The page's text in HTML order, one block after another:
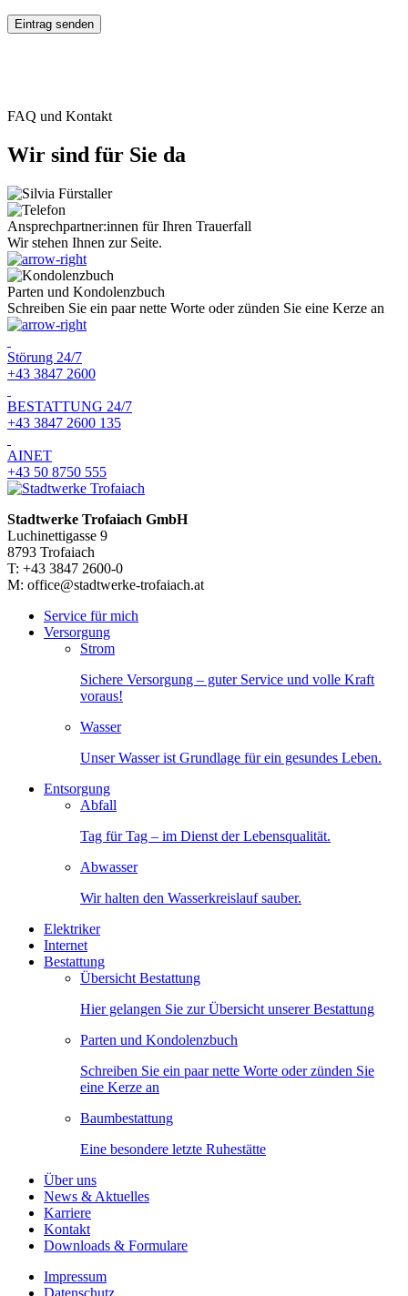
FAQ und Kontakt
Wir sind für Sie da
Ansprechpartner:innen für Ihren Trauerfall
Wir stehen Ihnen zur Seite.
Parten und Kondolenzbuch
Schreiben Sie ein paar nette Worte oder zünden Sie eine Kerze an
Störung 24/7
+43 3847 2600
BESTATTUNG 24/7
+43 3847 2600 135
AINET
+43 50 8750 555
Stadtwerke Trofaiach GmbH
Luchinettigasse 9
8793 Trofaiach
T: +43 3847 2600-0
M: office@stadtwerke-trofaiach.at
Service für mich
Versorgung
Strom
Sichere Versorgung – guter Service und volle Kraft
voraus!
Wasser
Unser Wasser ist Grundlage für ein gesundes Leben.
Entsorgung
Abfall
Tag für Tag – im Dienst der Lebensqualität.
Abwasser
Wir halten den Wasserkreislauf sauber.
Elektriker
Internet
Bestattung
Übersicht Bestattung
Hier gelangen Sie zur Übersicht unserer Bestattung
Parten und Kondolenzbuch
Schreiben Sie ein paar nette Worte oder zünden Sie
eine Kerze an
Baumbestattung
Eine besondere letzte Ruhestätte
Über uns
News & Aktuelles
Karriere
Kontakt
Downloads & Formulare
Impressum
Datenschutz